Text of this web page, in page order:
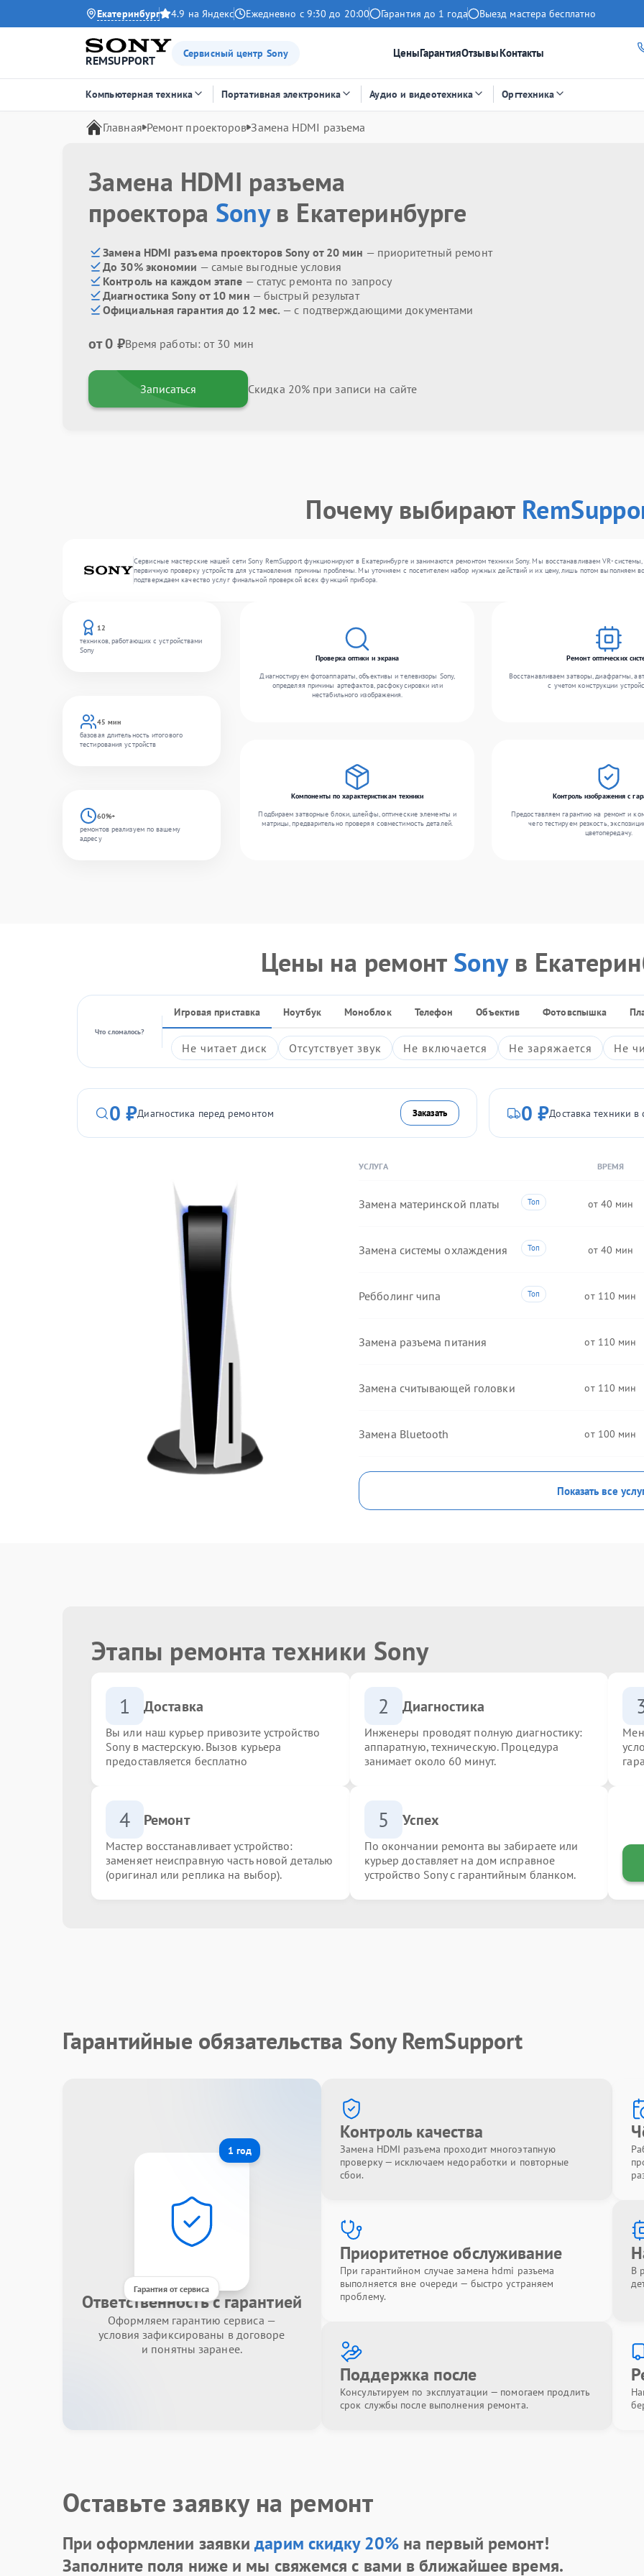
Екатеринбург 4.9 на Яндекс Ежедневно с 9:30 до 20:00 Гарантия до 1 года Выезд мастера бесплатно
REMSUPPORT
Сервисный центр Sony ЦеныГарантияОтзывыКонтакты
Компьютерная техника Портативная электроника Аудио и видеотехника Оргтехника
Главная Ремонт проекторов Замена HDMI разъема
Замена HDMI разъема
проектора Sonyв Екатеринбурге
Замена HDMI разъема проекторов Sony от 20 мин — приоритетный ремонт
До 30% экономии — самые выгодные условия
Контроль на каждом этапе — статус ремонта по запросу
Диагностика Sony от 10 мин — быстрый результат
Официальная гарантия до 12 мес. — с подтверждающими документами
от 0 ₽Время работы: от 30 мин
Записаться Скидка 20% при записи на сайте
Почему выбирают
Сервисные мастерские нашей сети Sony RemSupport функционируют в Екатеринбурге и занимаются ремонтом техники Sony. Мы восстанавливаем VR-
первичную проверку устройств для установления причины проблемы. Мы уточняем с посетителем набор нужных действий и их цену, лишь потом выполняем
подтверждаем качество услуг финальной проверкой всех функций прибора.
12
техников, работающих с устройствами
Sony
45 мин
базовая длительность итогового
тестирования устройств
60%+
ремонтов реализуем по вашему
адресу
Проверка оптики и экрана
Диагностируем фотоаппараты, объективы и телевизоры Sony,
определяя причины артефактов, расфокусировки или
нестабильного изображения.
Ремонт оптических
Восстанавливаем затворы, диафрагмы,
с учетом конструкции
Компоненты по характеристикам техники
Подбираем затворные блоки, шлейфы, оптические элементы и
матрицы, предварительно проверяя совместимость деталей.
Контроль изображения с
Предоставляем гарантию на ремонт и
чего тестируем резкость,
цветопередачу.
Цены на ремонт Sonyв
Что сломалось?
Игровая приставка Ноутбук Моноблок Телефон Объектив Фотовспышка
Не читает диск Отсутствует звук Не включается Не заряжается Не
0 ₽Диагностика перед ремонтом Заказать 0 ₽Доставка техники в
УСЛУГА ВРЕМЯ
Замена материнской платы 40
Замена системы охлаждения 40
Ребболинг чипа 110
Замена разъема питания 110
Замена считывающей головки 110
Замена Bluetooth 100
Показать все
Этапы ремонта техники Sony
1 Доставка
Вы или наш курьер привозите устройство
Sony в мастерскую. Вызов курьера
предоставляется бесплатно
2 Диагностика
Инженеры проводят полную диагностику:
аппаратную, техническую. Процедура
занимает около 60 минут.
4 Ремонт
Мастер восстанавливает устройство:
заменяет неисправную часть новой деталью
(оригинал или реплика на выбор).
5 Успех
По окончании ремонта вы забираете или
курьер доставляет на дом исправное
устройство Sony с гарантийным бланком.
Гарантийные обязательства Sony RemSupport
1 год
Гарантия от сервиса
Ответственность с гарантией
Оформляем гарантию сервиса —
условия зафиксированы в договоре
и понятны заранее.
Контроль качества
Замена HDMI разъема проходит многоэтапную
проверку — исключаем недоработки и повторные
сбои.
Приоритетное обслуживание
При гарантийном случае замена hdmi разъема
выполняется вне очереди — быстро устраняем
проблему.
В
Поддержка после
Консультируем по эксплуатации — помогаем продлить
срок службы после выполнения ремонта.
Оставьте заявку на ремонт
При оформлении заявкидарим скидку 20%на первый ремонт!
Заполните поля ниже и мы свяжемся с вами в ближайшее время.